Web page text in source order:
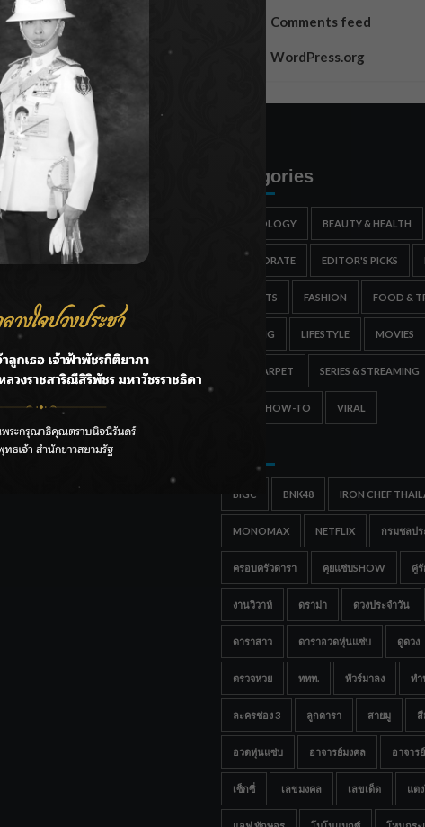
Comments feed
WordPress.org
ติดตามแก้ปัญหาโครงการประตู
ไว้ตอนยังมีชีวิต”
ฯ ติดตามโครงการหุบกะพง–ห้วย
น้ำเพชรบุรี
เทศ เตรียมเครื่องจักรรับมือน้ำ
Categories
ASTROLOGY BEAUTY & HEALTH
CORPORATE EDITOR'S PICKS
ESPORTS FASHION FOOD &
GAMING LIFESTYLE MOVIES
RED CARPET SERIES & STREAMING
TIPS & HOW-TO VIRAL
BIGC BNK48 IRON CHEF
MONOMAX NETFLIX กรมชลป
ครอบครัวดารา คุยแซ่บSHOW คู่รั
งานวิวาห์ ดราม่า ดวงประจำวัน
ดาราสาว ดาราอวดหุ่นแซ่บ ดูดวง
ตรวจหวย ททท. ทัวร์มาลง ทำ
ละครช่อง 3 ลูกดารา สายมู สี
อวดหุ่นแซ่บ อาจารย์มงคล อาจาร
เซ็กซี่ เลขมงคล เลขเด็ด แต